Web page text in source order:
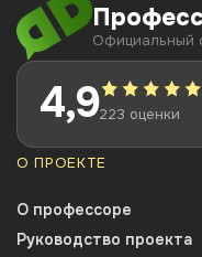
Официальный
4,9223 оценки
О ПРОЕКТЕ
О профессоре
Руководство проекта